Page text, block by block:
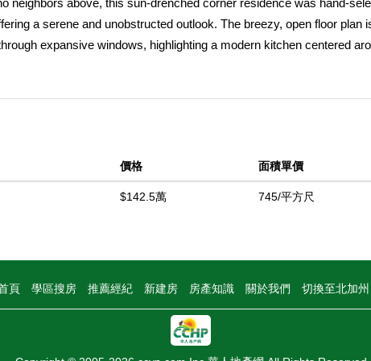
neighbors above, this sun-drenched corner residence was hand-
a serene and unobstructed outlook. The breezy, open floor plan
expansive windows, highlighting a modern kitchen centered
價格 面積單價
$142.5萬 745/平方尺
頁 學區搜房 推薦經紀 新建房 房產知識 關於我們 切換至北加州